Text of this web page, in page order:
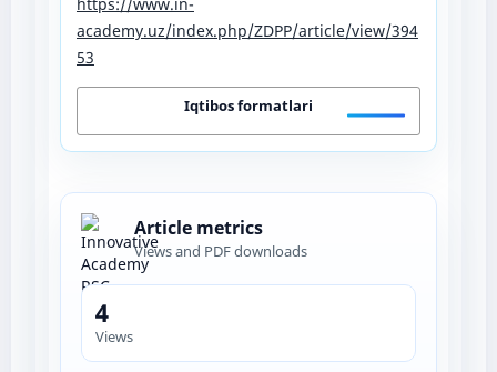
academy.uz/index.php/ZDPP/article/view/394
53
Iqtibos formatlari
Article metrics
Views and PDF downloads
4
Views